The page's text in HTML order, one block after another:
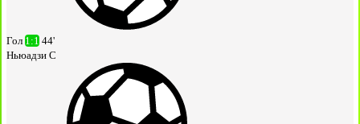
Гол 1:1 44'
Ньюадзи С